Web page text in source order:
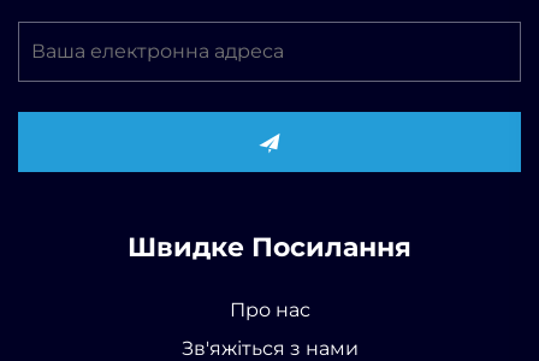
Швидке Посилання
Про нас
Зв'яжіться з нами